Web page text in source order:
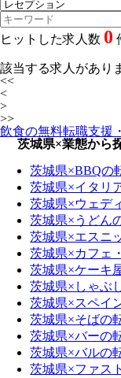
ヒットした求人数 0
該当する求人があり
<<
<
>
>>
飲食の無料転職支援
茨城県×業態から
茨城県×BBQの
茨城県×イタリ
茨城県×ウェデ
茨城県×うどん
茨城県×エスニ
茨城県×カフェ
茨城県×ケーキ
茨城県×しゃぶ
茨城県×スペイ
茨城県×そばの
茨城県×バーの
茨城県×バルの
茨城県×ファス